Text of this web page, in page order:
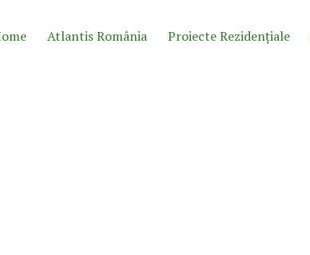
Atlantis România Proiecte Rezidențiale